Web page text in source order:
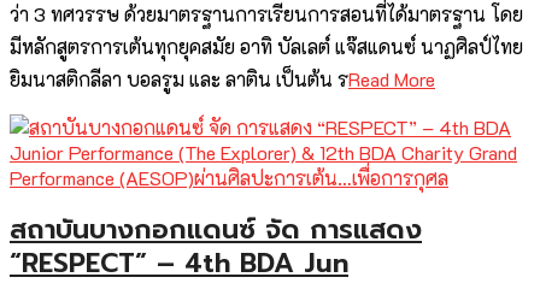
ว่า 3 ทศวรรษ ด้วยมาตรฐานการเรียนการสอนที่ได้มาตรฐาน โดย
มีหลักสูตรการเต้นทุกยุคสมัย อาทิ บัลเลต์ แจ๊สแดนซ์ นาฏศิลป์ไทย
ยิมนาสติกลีลา บอลรูม และ ลาติน เป็นต้น รRead More
สถาบันบางกอกแดนซ์ จัด การแสดง
“RESPECT” – 4th BDA Jun